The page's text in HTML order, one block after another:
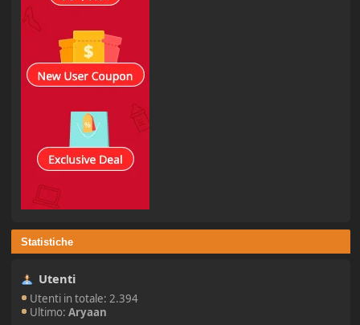
Statistiche
Utenti
Utenti in totale: 2.394
Ultimo:Aryaan